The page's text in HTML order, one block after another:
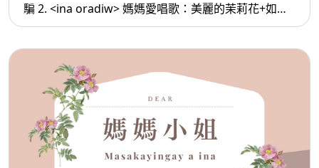
騙 2. <ina oradiw> 媽媽愛唱歌：美麗的茉莉花+如果
只如果 3.< ina Masa’sa >媽媽放輕鬆:人的磁場很奇怪